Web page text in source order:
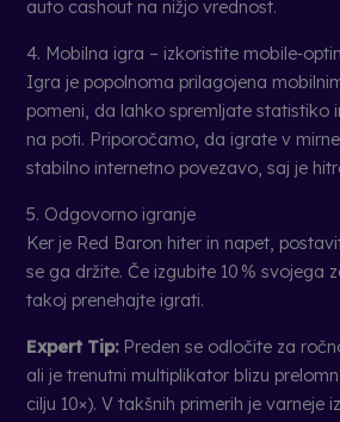
auto cashout na nižjo vrednost.
4. Mobilna igra – izkoristite
Igra je popolnoma prilagojena
pomeni, da lahko spremljate statistiko
na poti. Priporočamo, da igrate v
stabilno internetno povezavo, saj je
5. Odgovorno igranje
Ker je Red Baron hiter in napet,
se ga držite. Če izgubite 10 % svojega
takoj prenehajte igrati.
Expert Tip:Preden se odločite za
ali je trenutni multiplikator blizu
cilju 10×). V takšnih primerih je varneje